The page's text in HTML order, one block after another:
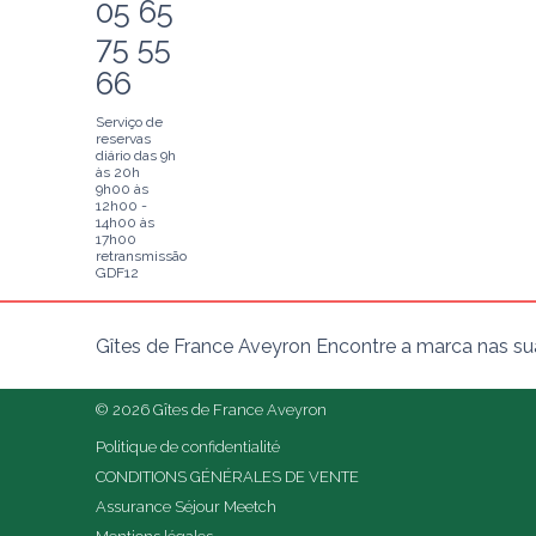
05 65
75 55
66
Serviço de
reservas
diário das 9h
às 20h
9h00 às
12h00 -
14h00 às
17h00
retransmissão
GDF12
Gîtes de France Aveyron Encontre a marca nas
© 2026 Gîtes de France Aveyron
Politique de confidentialité
CONDITIONS GÉNÉRALES DE VENTE
Assurance Séjour Meetch